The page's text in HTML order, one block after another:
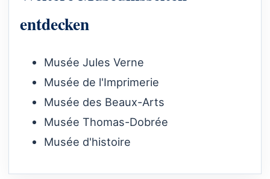
entdecken
Musée Jules Verne
Musée de l'Imprimerie
Musée des Beaux-Arts
Musée Thomas-Dobrée
Musée d'histoire